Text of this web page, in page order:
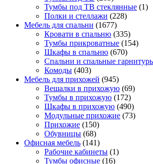
Тумбы под ТВ стеклянные (1)
Полки и стеллажи (228)
Мебель для спальни (1677)
Кровати в спальню (335)
Тумбы прикроватные (154)
Шкафы в спальню (670)
Спальни и спальные
Комоды (403)
Мебель для прихожей (945)
Вешалки в прихожую (69)
Тумбы в прихожую (172)
Шкафы в прихожую (490)
Модульные прихожие (73)
Прихожие (150)
Обувницы (68)
Офисная мебель (141)
Рабочие кабинеты (1)
Тумбы офисные (16)